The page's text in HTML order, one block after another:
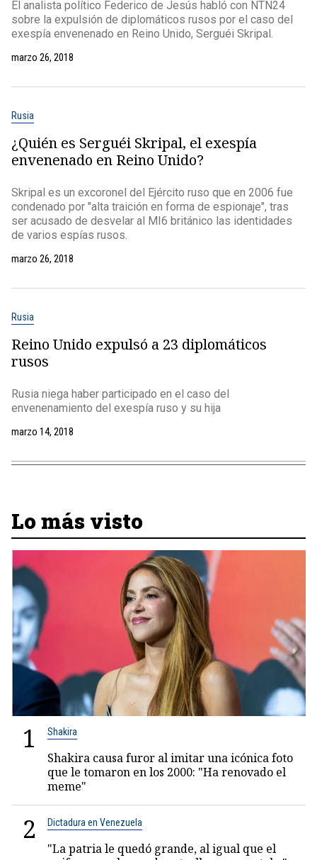
El analista político Federico de Jesús habló con NTN24
sobre la expulsión de diplomáticos rusos por el caso del
exespía envenenado en Reino Unido, Serguéi Skripal.
marzo 26, 2018
Rusia
¿Quién es Serguéi Skripal, el exespía
envenenado en Reino Unido?
Skripal es un excoronel del Ejército ruso que en 2006 fue
condenado por "alta traición en forma de espionaje", tras
ser acusado de desvelar al MI6 británico las identidades
de varios espías rusos.
marzo 26, 2018
Rusia
Reino Unido expulsó a 23 diplomáticos
rusos
Rusia niega haber participado en el caso del
envenenamiento del exespía ruso y su hija
marzo 14, 2018
Lo más visto
1 Shakira
Shakira causa furor al imitar una icónica foto
que le tomaron en los 2000: "Ha renovado el
meme"
2 Dictadura en Venezuela
"La patria le quedó grande, al igual que el